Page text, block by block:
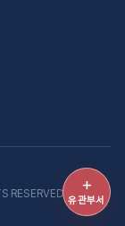
＋
유관부서유관부
바로가